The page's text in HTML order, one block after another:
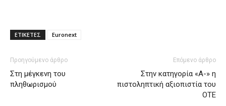
ΕΤΙΚΕΤΕΣ Euronext
Προηγούμενο άρθρο
Στη μέγκενη του
πληθωρισμού
Επόμενο άρθρο
Στην κατηγορία «Α-» η
πιστοληπτική αξιοπιστία του
ΟΤΕ